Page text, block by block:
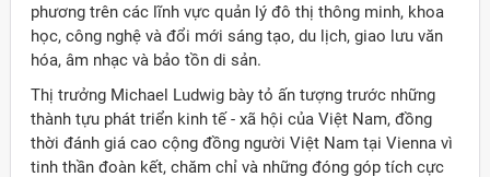
phương trên các lĩnh vực quản lý đô thị thông minh, khoa
học, công nghệ và đổi mới sáng tạo, du lịch, giao lưu văn
hóa, âm nhạc và bảo tồn di sản.
Thị trưởng Michael Ludwig bày tỏ ấn tượng trước những
thành tựu phát triển kinh tế - xã hội của Việt Nam, đồng
thời đánh giá cao cộng đồng người Việt Nam tại Vienna vì
tinh thần đoàn kết, chăm chỉ và những đóng góp tích cực